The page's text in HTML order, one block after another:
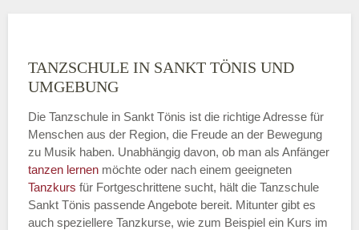
TANZSCHULE IN SANKT TÖNIS UND
UMGEBUNG
Die Tanzschule in Sankt Tönis ist die richtige Adresse für
Menschen aus der Region, die Freude an der Bewegung
zu Musik haben. Unabhängig davon, ob man als Anfänger
tanzen lernen möchte oder nach einem geeigneten
Tanzkurs für Fortgeschrittene sucht, hält die Tanzschule
Sankt Tönis passende Angebote bereit. Mitunter gibt es
auch speziellere Tanzkurse, wie zum Beispiel ein Kurs im